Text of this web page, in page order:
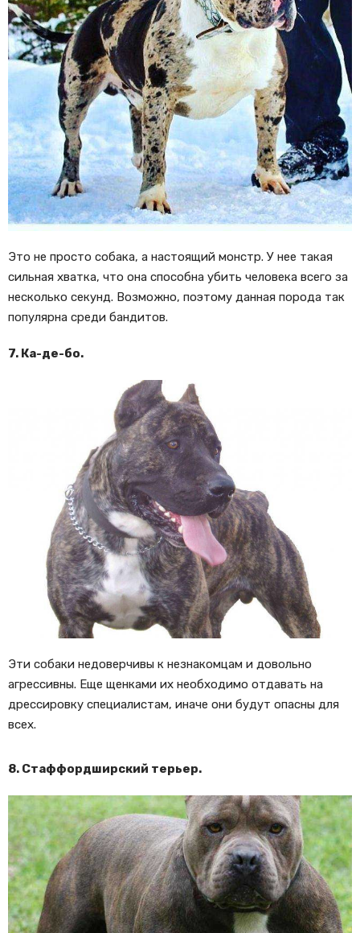
Это не просто собака, а настоящий монстр. У нее такая
сильная хватка, что она способна убить человека всего за
несколько секунд. Возможно, поэтому данная порода так
популярна среди бандитов.
7. Ка-де-бо.
Эти собаки недоверчивы к незнакомцам и довольно
агрессивны. Еще щенками их необходимо отдавать на
дрессировку специалистам, иначе они будут опасны для
всех.
8. Стаффордширский терьер.